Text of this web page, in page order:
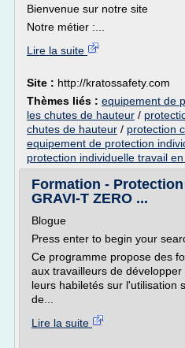
Bienvenue sur notre site
Notre métier :...
Lire la suite
Site : http://kratossafety.com
Thèmes liés : equipement de
les chutes de hauteur /
chutes de hauteur / protection
equipement de protection
protection individuelle travail
Formation -
GRAVI-T ZERO ...
Blogue
Press enter to begin your
Ce programme propose des
aux travailleurs de
leurs habiletés sur l'utilisation
de...
Lire la suite